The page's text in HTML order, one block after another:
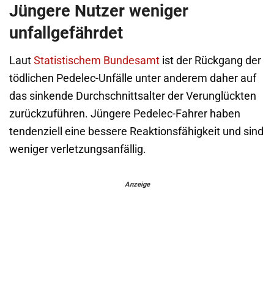
Jüngere Nutzer weniger
unfallgefährdet
Laut Statistischem Bundesamt ist der Rückgang der
tödlichen Pedelec-Unfälle unter anderem daher auf
das sinkende Durchschnittsalter der Verunglückten
zurückzuführen. Jüngere Pedelec-Fahrer haben
tendenziell eine bessere Reaktionsfähigkeit und sind
weniger verletzungsanfällig.
Anzeige